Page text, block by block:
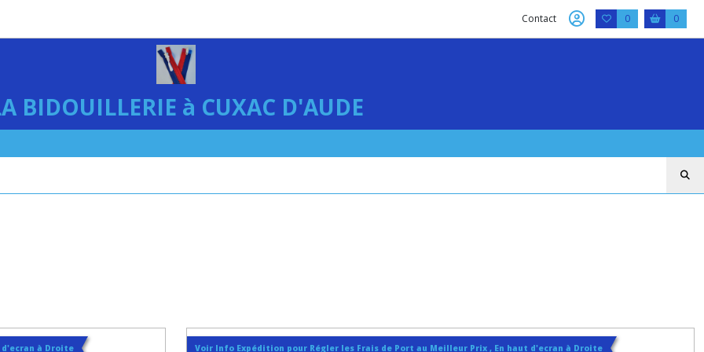
Contact 0 0
BIDOUILLERIE à CUXAC D'AUDE
à Droite Voir Info Expédition pour Régler les Frais de Port au Meilleur Prix , En haut d'ecran à Droite